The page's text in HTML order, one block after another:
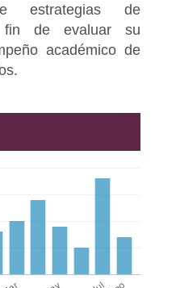
estrategias de
fin de evaluar su
académico de